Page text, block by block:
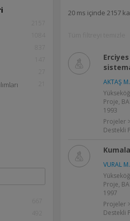
20 ms içinde 2157
AKTAŞ M.
Proje,
1993
Projeler
Destekli
VURAL M.
Proje,
1997
Projeler
Destekli